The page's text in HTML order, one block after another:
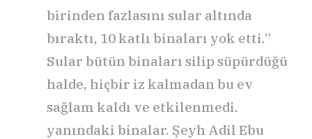
birinden fazlasını sular altında
bıraktı, 10 katlı binaları yok etti.”
Sular bütün binaları silip süpürdüğü
halde, hiçbir iz kalmadan bu ev
sağlam kaldı ve etkilenmedi.
yanındaki binalar. Şeyh Adil Ebu